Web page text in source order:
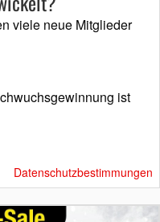
viele neue Mitglieder
ist
Datenschutzbestimmungen